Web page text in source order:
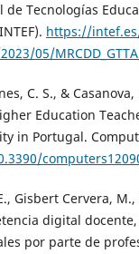
Tecnologías
https://
05/
C. S., &
Education
in Portugal.
Gisbert Cervera,
digital
por parte de